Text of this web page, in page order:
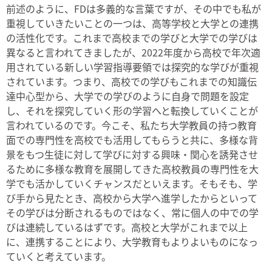
前述のように、FDは多義的な言葉ですが、その中でも私が
重視していきたいことの一つは、高等学校と大学との連携
の活性化です。これまで高校までの学びと大学での学びは
異なると言われてきましたが、2022年度から高校で年次適
用されている新しい学習指導要領では探究的な学びが重視
されています。つまり、高校での学びもこれまでの知識伝
達中心型から、大学での学びのように自身で問題を設定
し、それを探究していく形の学習へと転換していくことが
言われているのです。今こそ、私たち大学教員の持つ教育
面での専門性を高校でも活用してもらうと共に、多様な背
景をもつ生徒に対して学びに対する興味・関心を誘発させ
るために多様な教育を展開してきた高校教員の専門性を大
学でも活かしていくチャンスだといえます。そもそも、学
び手から見たとき、高校から大学へ進学したからといって
その学びは分断されるものではなく、常に個人の中での学
びは連続しているはずです。高校と大学がこれまで以上
に、連携することにより、大学教育もよりよいものになっ
ていくと考えています。